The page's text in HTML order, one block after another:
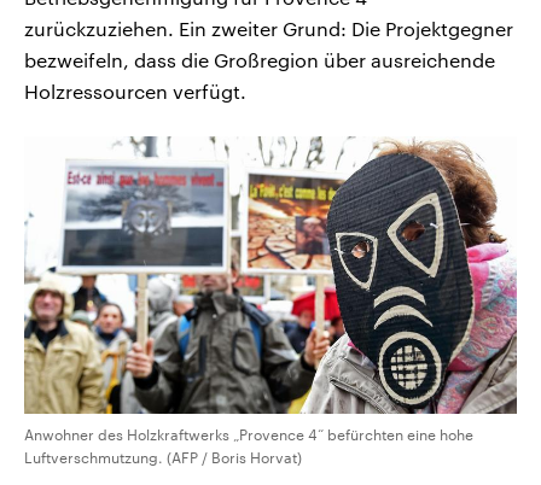
zurückzuziehen. Ein zweiter Grund: Die Projektgegner
bezweifeln, dass die Großregion über ausreichende
Holzressourcen verfügt.
Anwohner des Holzkraftwerks „Provence 4“ befürchten eine hohe
Luftverschmutzung. (AFP / Boris Horvat)